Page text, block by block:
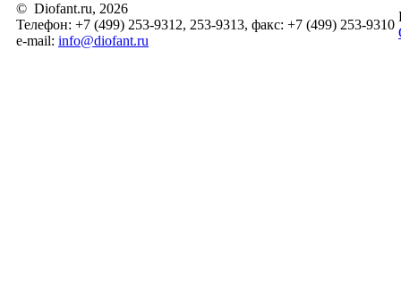
© Diofant.ru, 2026
Телефон: +7 (499) 253-9312, 253-9313, факс: +7 (499) 253-9310
e-mail: info@diofant.ru